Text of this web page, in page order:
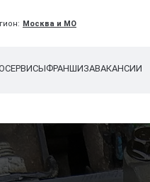
Москва и МО
ФРАНШИЗАВАКАНСИИ